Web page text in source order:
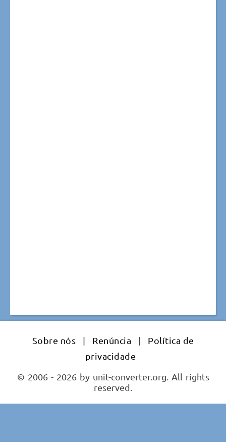
Sobre nós | Renúncia |
Política de
privacidade
© 2006 - 2026 by unit-converter.org. All rights
reserved.